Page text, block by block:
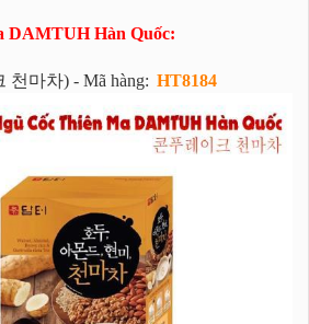
DAMTUH Hàn Quốc:
천마차) - Mã hàng: HT8184